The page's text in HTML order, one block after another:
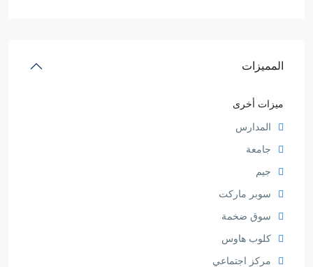
المميزات
ميزات أخرى
المدارس
جامعة
جيم
سوبر ماركت
سوق ضخمة
كلوب هاوس
مركز اجتماعي